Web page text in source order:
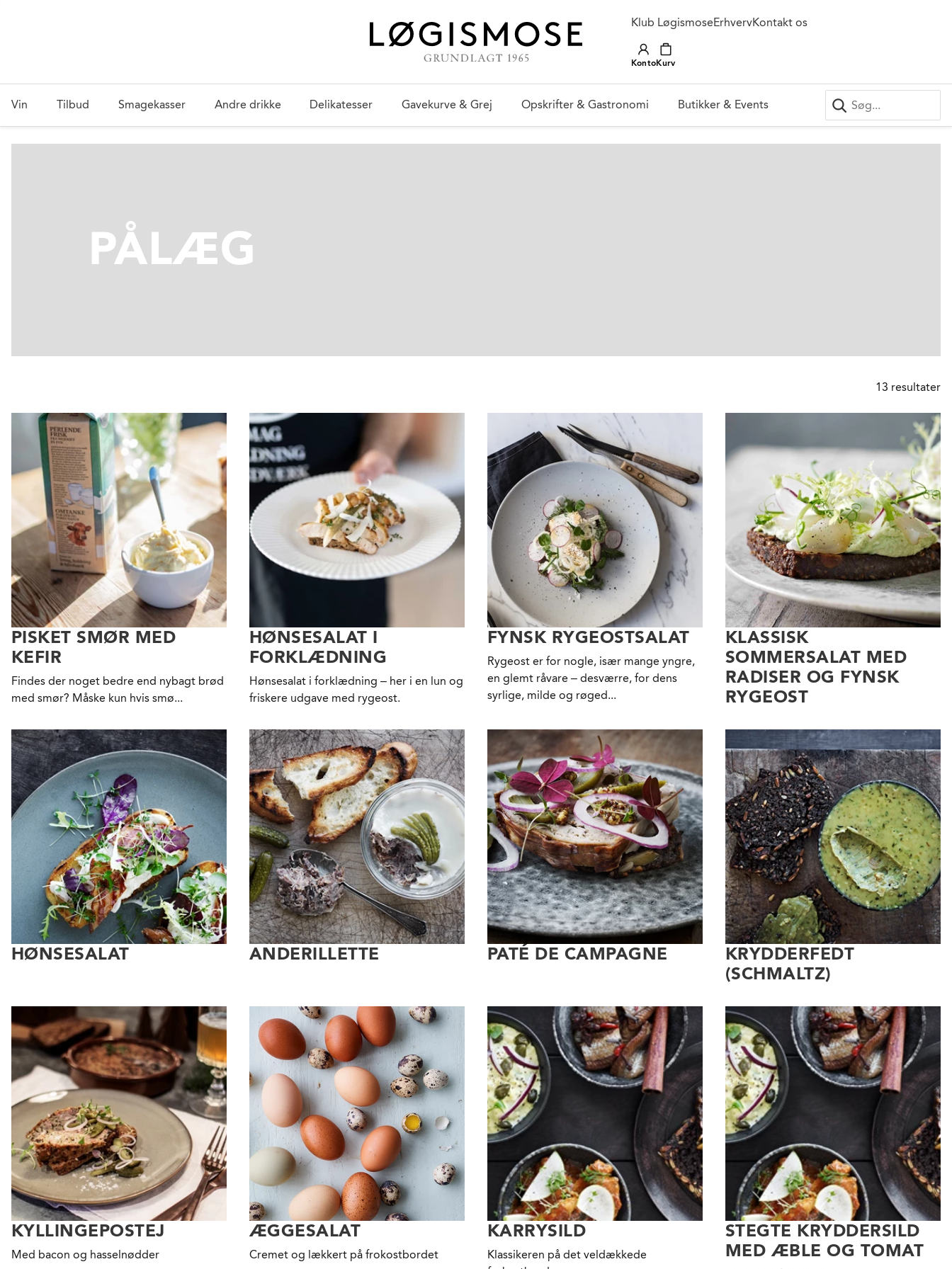
Klub LøgismoseErhvervKontakt os
KontoKurv
Vin Tilbud Smagekasser Andre drikke Delikatesser Gavekurve & Grej Opskrifter & Gastronomi Butikker & Events
PÅLÆG
13 resultater
PISKET SMØR MED
KEFIR
Findes der noget bedre end nybagt brød
med smør? Måske kun hvis smø...
HØNSESALAT I
FORKLÆDNING
Hønsesalat i forklædning – her i en lun og
friskere udgave med rygeost.
FYNSK RYGEOSTSALAT
Rygeost er for nogle, især mange yngre,
en glemt råvare – desværre, for dens
syrlige, milde og røged...
KLASSISK
SOMMERSALAT MED
RADISER OG FYNSK
RYGEOST
HØNSESALAT ANDERILLETTE PATÉ DE CAMPAGNE
KRYDDERFEDT
(SCHMALTZ)
KYLLINGEPOSTEJ
Med bacon og hasselnødder
ÆGGESALAT
Cremet og lækkert på frokostbordet
KARRYSILD
Klassikeren på det veldækkede
STEGTE KRYDDERSILD
MED ÆBLE OG TOMAT